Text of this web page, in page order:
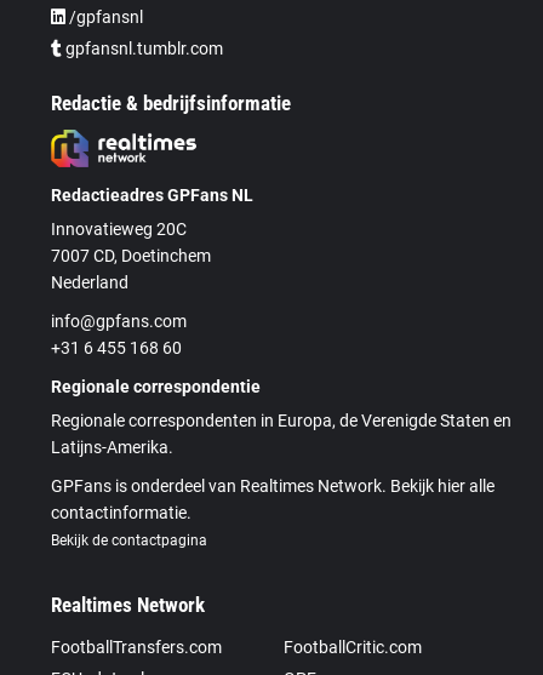
/gpfansnl
gpfansnl.tumblr.com
Redactie & bedrijfsinformatie
Redactieadres GPFans NL
Innovatieweg 20C
7007 CD, Doetinchem
Nederland
info@gpfans.com
+31 6 455 168 60
Regionale correspondentie
Regionale correspondenten in Europa, de Verenigde Staten en
Latijns-Amerika.
GPFans is onderdeel van Realtimes Network. Bekijk hier alle
contactinformatie.
Bekijk de contactpagina
Realtimes Network
FootballTransfers.com
FootballCritic.com